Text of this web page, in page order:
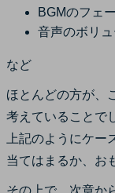
BGMのフェ
音声のボリ
など
ほとんどの方が、
考えていることで
上記のようにケ
当てはまるか、お
その上で、次章か